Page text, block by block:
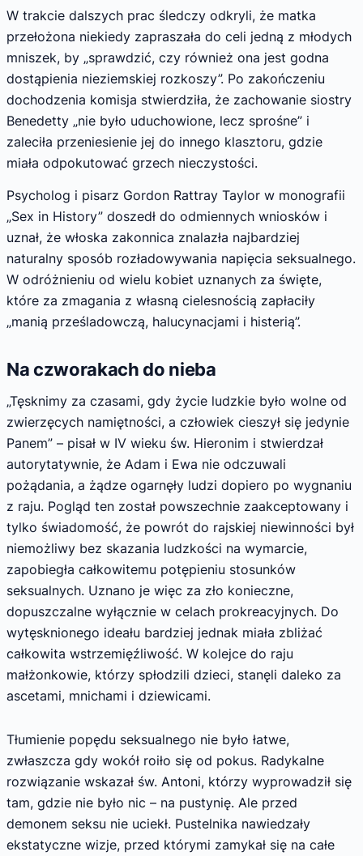
W trakcie dalszych prac śledczy odkryli, że matka
przełożona niekiedy zapraszała do celi jedną z młodych
mniszek, by „sprawdzić, czy również ona jest godna
dostąpienia nieziemskiej rozkoszy”. Po zakończeniu
dochodzenia komisja stwierdziła, że zachowanie siostry
Benedetty „nie było uduchowione, lecz sprośne” i
zaleciła przeniesienie jej do innego klasztoru, gdzie
miała odpokutować grzech nieczystości.
Psycholog i pisarz Gordon Rattray Taylor w monografii
„Sex in History” doszedł do odmiennych wniosków i
uznał, że włoska zakonnica znalazła najbardziej
naturalny sposób rozładowywania napięcia seksualnego.
W odróżnieniu od wielu kobiet uznanych za święte,
które za zmagania z własną cielesnością zapłaciły
„manią prześladowczą, halucynacjami i histerią”.
Na czworakach do nieba
„Tęsknimy za czasami, gdy życie ludzkie było wolne od
zwierzęcych namiętności, a człowiek cieszył się jedynie
Panem” – pisał w IV wieku św. Hieronim i stwierdzał
autorytatywnie, że Adam i Ewa nie odczuwali
pożądania, a żądze ogarnęły ludzi dopiero po wygnaniu
z raju. Pogląd ten został powszechnie zaakceptowany i
tylko świadomość, że powrót do rajskiej niewinności był
niemożliwy bez skazania ludzkości na wymarcie,
zapobiegła całkowitemu potępieniu stosunków
seksualnych. Uznano je więc za zło konieczne,
dopuszczalne wyłącznie w celach prokreacyjnych. Do
wytęsknionego ideału bardziej jednak miała zbliżać
całkowita wstrzemięźliwość. W kolejce do raju
małżonkowie, którzy spłodzili dzieci, stanęli daleko za
ascetami, mnichami i dziewicami.
Tłumienie popędu seksualnego nie było łatwe,
zwłaszcza gdy wokół roiło się od pokus. Radykalne
rozwiązanie wskazał św. Antoni, którzy wyprowadził się
tam, gdzie nie było nic – na pustynię. Ale przed
demonem seksu nie uciekł. Pustelnika nawiedzały
ekstatyczne wizje, przed którymi zamykał się na całe